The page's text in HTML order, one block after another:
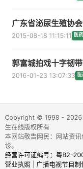
广东省泌尿生殖协
2015-08-18 11:15:11 医
郭富城拍戏十字韧
2016-01-23 13:07:33
Copyright © 1998 - 2026
生在线版权所有
本网站敬告网民：网站资
诊。
经营许可证编号：粤B2-
营业执照
广播电视节目制